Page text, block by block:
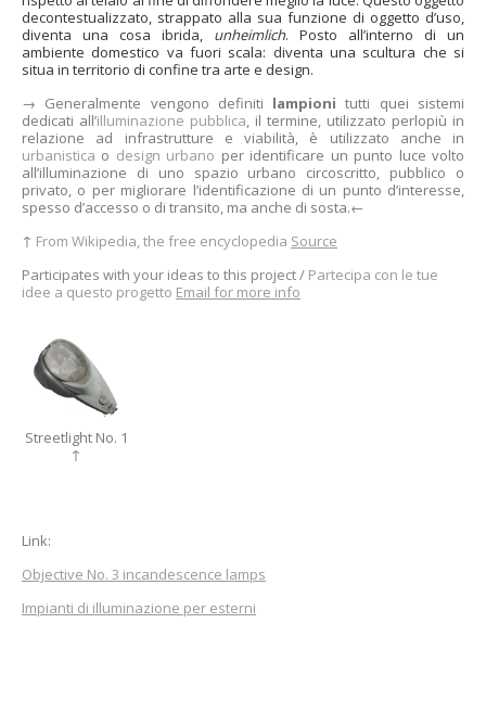
decontestualizzato, strappato alla sua funzione di oggetto d’uso,
diventa una cosa ibrida, unheimlich. Posto all’interno di un
ambiente domestico va fuori scala: diventa una scultura che si
situa in territorio di confine tra arte e design.
→ Generalmente vengono definiti lampioni tutti quei sistemi
dedicati all’illuminazione pubblica, il termine, utilizzato perlopiù in
relazione ad infrastrutture e viabilità, è utilizzato anche in
urbanistica o design urbano per identificare un punto luce volto
all’illuminazione di uno spazio urbano circoscritto, pubblico o
privato, o per migliorare l’identificazione di un punto d’interesse,
spesso d’accesso o di transito, ma anche di sosta.←
↑ From Wikipedia, the free encyclopedia Source
Participates with your ideas to this project / Partecipa con le tue
idee a questo progetto Email for more info
Streetlight No. 1
↑
Link:
Objective No. 3 incandescence lamps
Impianti di illuminazione per esterni